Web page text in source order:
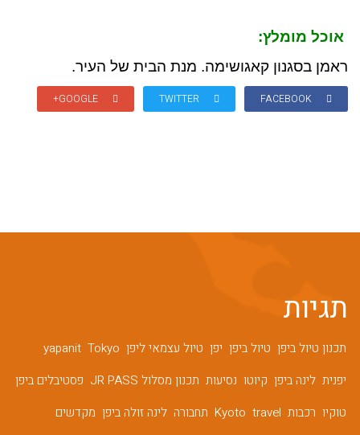
אוכל מומלץ:
ראמן בסגנון קאגושימה. מנת הבית של העיר.
FACEBOOK
TWITTER
GOOGLE+
תגיות
תכנון טיול ביפן טיול ביפן יפן טיול עצמאי ליפן Tokyo
yapanit
יפנית לינה ביפן קיוטו נסיעות תכנון מסלול JR PASS
פסטיבלים ביפן
טוקיו רכבות travel
Kyoto תחבורה לינה זולה ביפן מקדשים